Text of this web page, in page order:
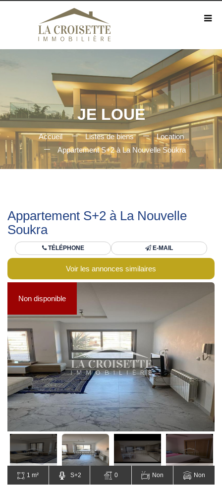
JE LOUE
Accueil Listes de biens
Location
Appartement S+2 à La Nouvelle Soukra
Appartement S+2 à La Nouvelle
Soukra
TÉLÉPHONE E-MAIL
Voir les annonces similaires
Non disponible
1 m² S+2 0 Non Non